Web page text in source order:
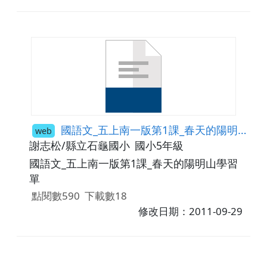
web 國語文_五上南一版第1課_春天的陽明山學習單
謝志松/縣立石龜國小 國小5年級
國語文_五上南一版第1課_春天的陽明山學習
單
點閱數590 下載數18
修改日期：2011-09-29